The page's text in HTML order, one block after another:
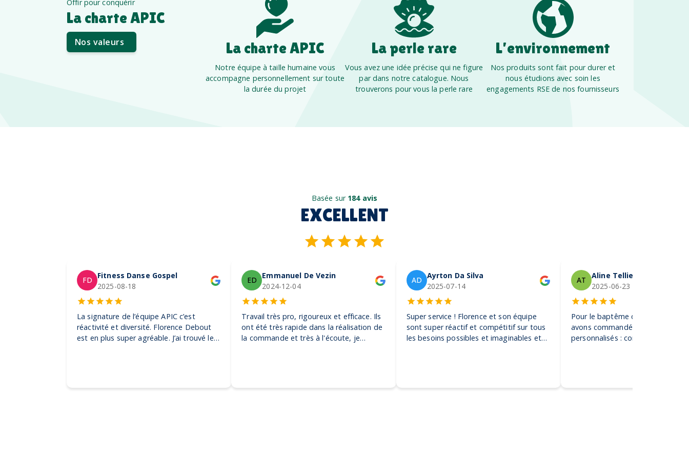
Offir pour conquérir
La charte APIC
Nos valeurs La charte APIC
Notre équipe à taille humaine vous
accompagne personnellement sur toute
la durée du projet
La perle rare
Vous avez une idée précise qui ne figure
par dans notre catalogue. Nous
trouverons pour vous la perle rare
L’environnement
Nos produits sont fait pour durer et
nous étudions avec soin les
engagements RSE de nos fournisseurs
Basée sur 184 avis
EXCELLENT
FD
Fitness Danse Gospel
2025-08-18
La signature de l’équipe APIC c’est
réactivité et diversité. Florence Debout
est en plus super agréable. J’ai trouvé les
ED
Emmanuel De Vezin
2024-12-04
Travail très pro, rigoureux et efficace. Ils
ont été très rapide dans la réalisation de
la commande et très à l'écoute, je
AD Ayrton Da Silva
2025-07-14
Super service ! Florence et son équipe
sont super réactif et compétitif sur tous
les besoins possibles et imaginables et
AT
Aline Tellier
2025-06-23
Pour le baptême de notre fils,
avons commandé des gobelets
personnalisés : conseil, rapidité,